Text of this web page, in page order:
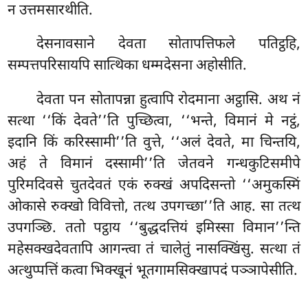
न उत्तमसारथीति.
देसनावसाने देवता सोतापत्तिफले पतिट्ठहि,
सम्पत्तपरिसायपि सात्थिका धम्मदेसना अहोसीति.
देवता पन सोतापन्ना हुत्वापि रोदमाना अट्ठासि. अथ नं
सत्था ‘‘किं देवते’’ति पुच्छित्वा, ‘‘भन्ते, विमानं मे नट्ठं,
इदानि किं करिस्सामी’’ति वुत्ते, ‘‘अलं देवते, मा चिन्तयि,
अहं ते विमानं दस्सामी’’ति जेतवने गन्धकुटिसमीपे
पुरिमदिवसे चुतदेवतं एकं रुक्खं अपदिसन्तो ‘‘अमुकस्मिं
ओकासे रुक्खो विवित्तो, तत्थ उपगच्छा’’ति आह. सा तत्थ
उपगञ्छि. ततो पट्ठाय ‘‘बुद्धदत्तियं इमिस्सा विमान’’न्ति
महेसक्खदेवतापि आगन्त्वातं चालेतुं नासक्खिंसु. सत्था तं
अत्थुप्पत्तिं कत्वा भिक्खूनं भूतगामसिक्खापदं पञ्ञापेसीति.